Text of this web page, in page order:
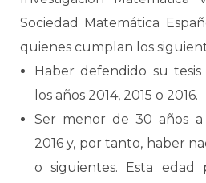
Sociedad Matemática
quienes cumplan los
Haber defendido su
los años 2014, 2015 o 2016.
Ser menor de 30 años
2016 y, por tanto, haber
o siguientes. Esta edad